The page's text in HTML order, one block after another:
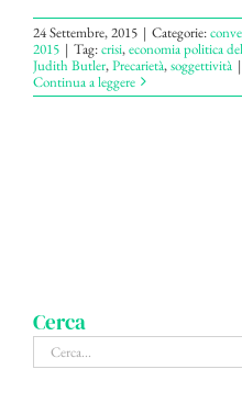
24 Settembre, 2015 | Categorie:
2015 | Tag:crisi,economia politica
Judith Butler,Precarietà,soggettività |
Continua a leggere
Cerca
Cerca
per: